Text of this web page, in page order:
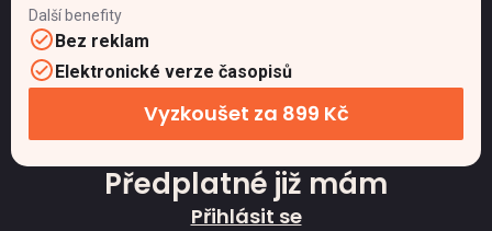
Další benefity
Bez reklam
Elektronické verze časopisů
Vyzkoušet za 899 Kč
Předplatné již mám
Přihlásit se